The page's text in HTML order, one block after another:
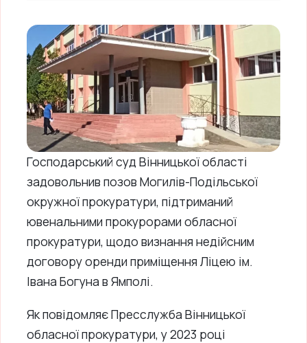
Господарський суд Вінницької області
задовольнив позов Могилів-Подільської
окружної прокуратури, підтриманий
ювенальними прокурорами обласної
прокуратури, щодо визнання недійсним
договору оренди приміщення Ліцею ім.
Івана Богуна в Ямполі.
Як повідомляє Пресслужба Вінницької
обласної прокуратури, у 2023 році